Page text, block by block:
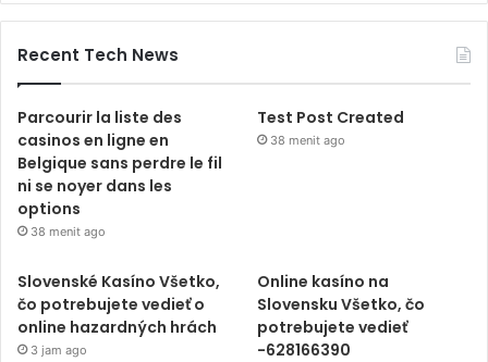
Recent Tech News
Parcourir la liste des
casinos en ligne en
Belgique sans perdre le fil
ni se noyer dans les
options
38 menit ago
Test Post Created
38 menit ago
Slovenské Kasíno Všetko,
čo potrebujete vedieť o
online hazardných hrách
3 jam ago
Online kasíno na
Slovensku Všetko, čo
potrebujete vedieť
-628166390